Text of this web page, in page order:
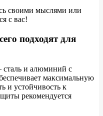
своими мыслями или
с вас!
подходят для
и алюминий с
максимальную
и устойчивость к
рекомендуется